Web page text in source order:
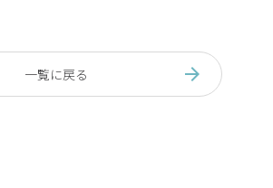
一覧に戻る